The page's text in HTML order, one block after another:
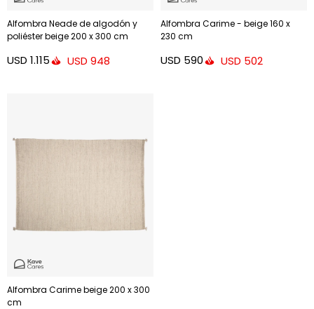
Alfombra Neade de algodón y
poliéster beige 200 x 300 cm
USD 1.115 USD 948
Alfombra Carime - beige 160 x
230 cm
USD 590 USD 502
Alfombra Carime beige 200 x 300
cm